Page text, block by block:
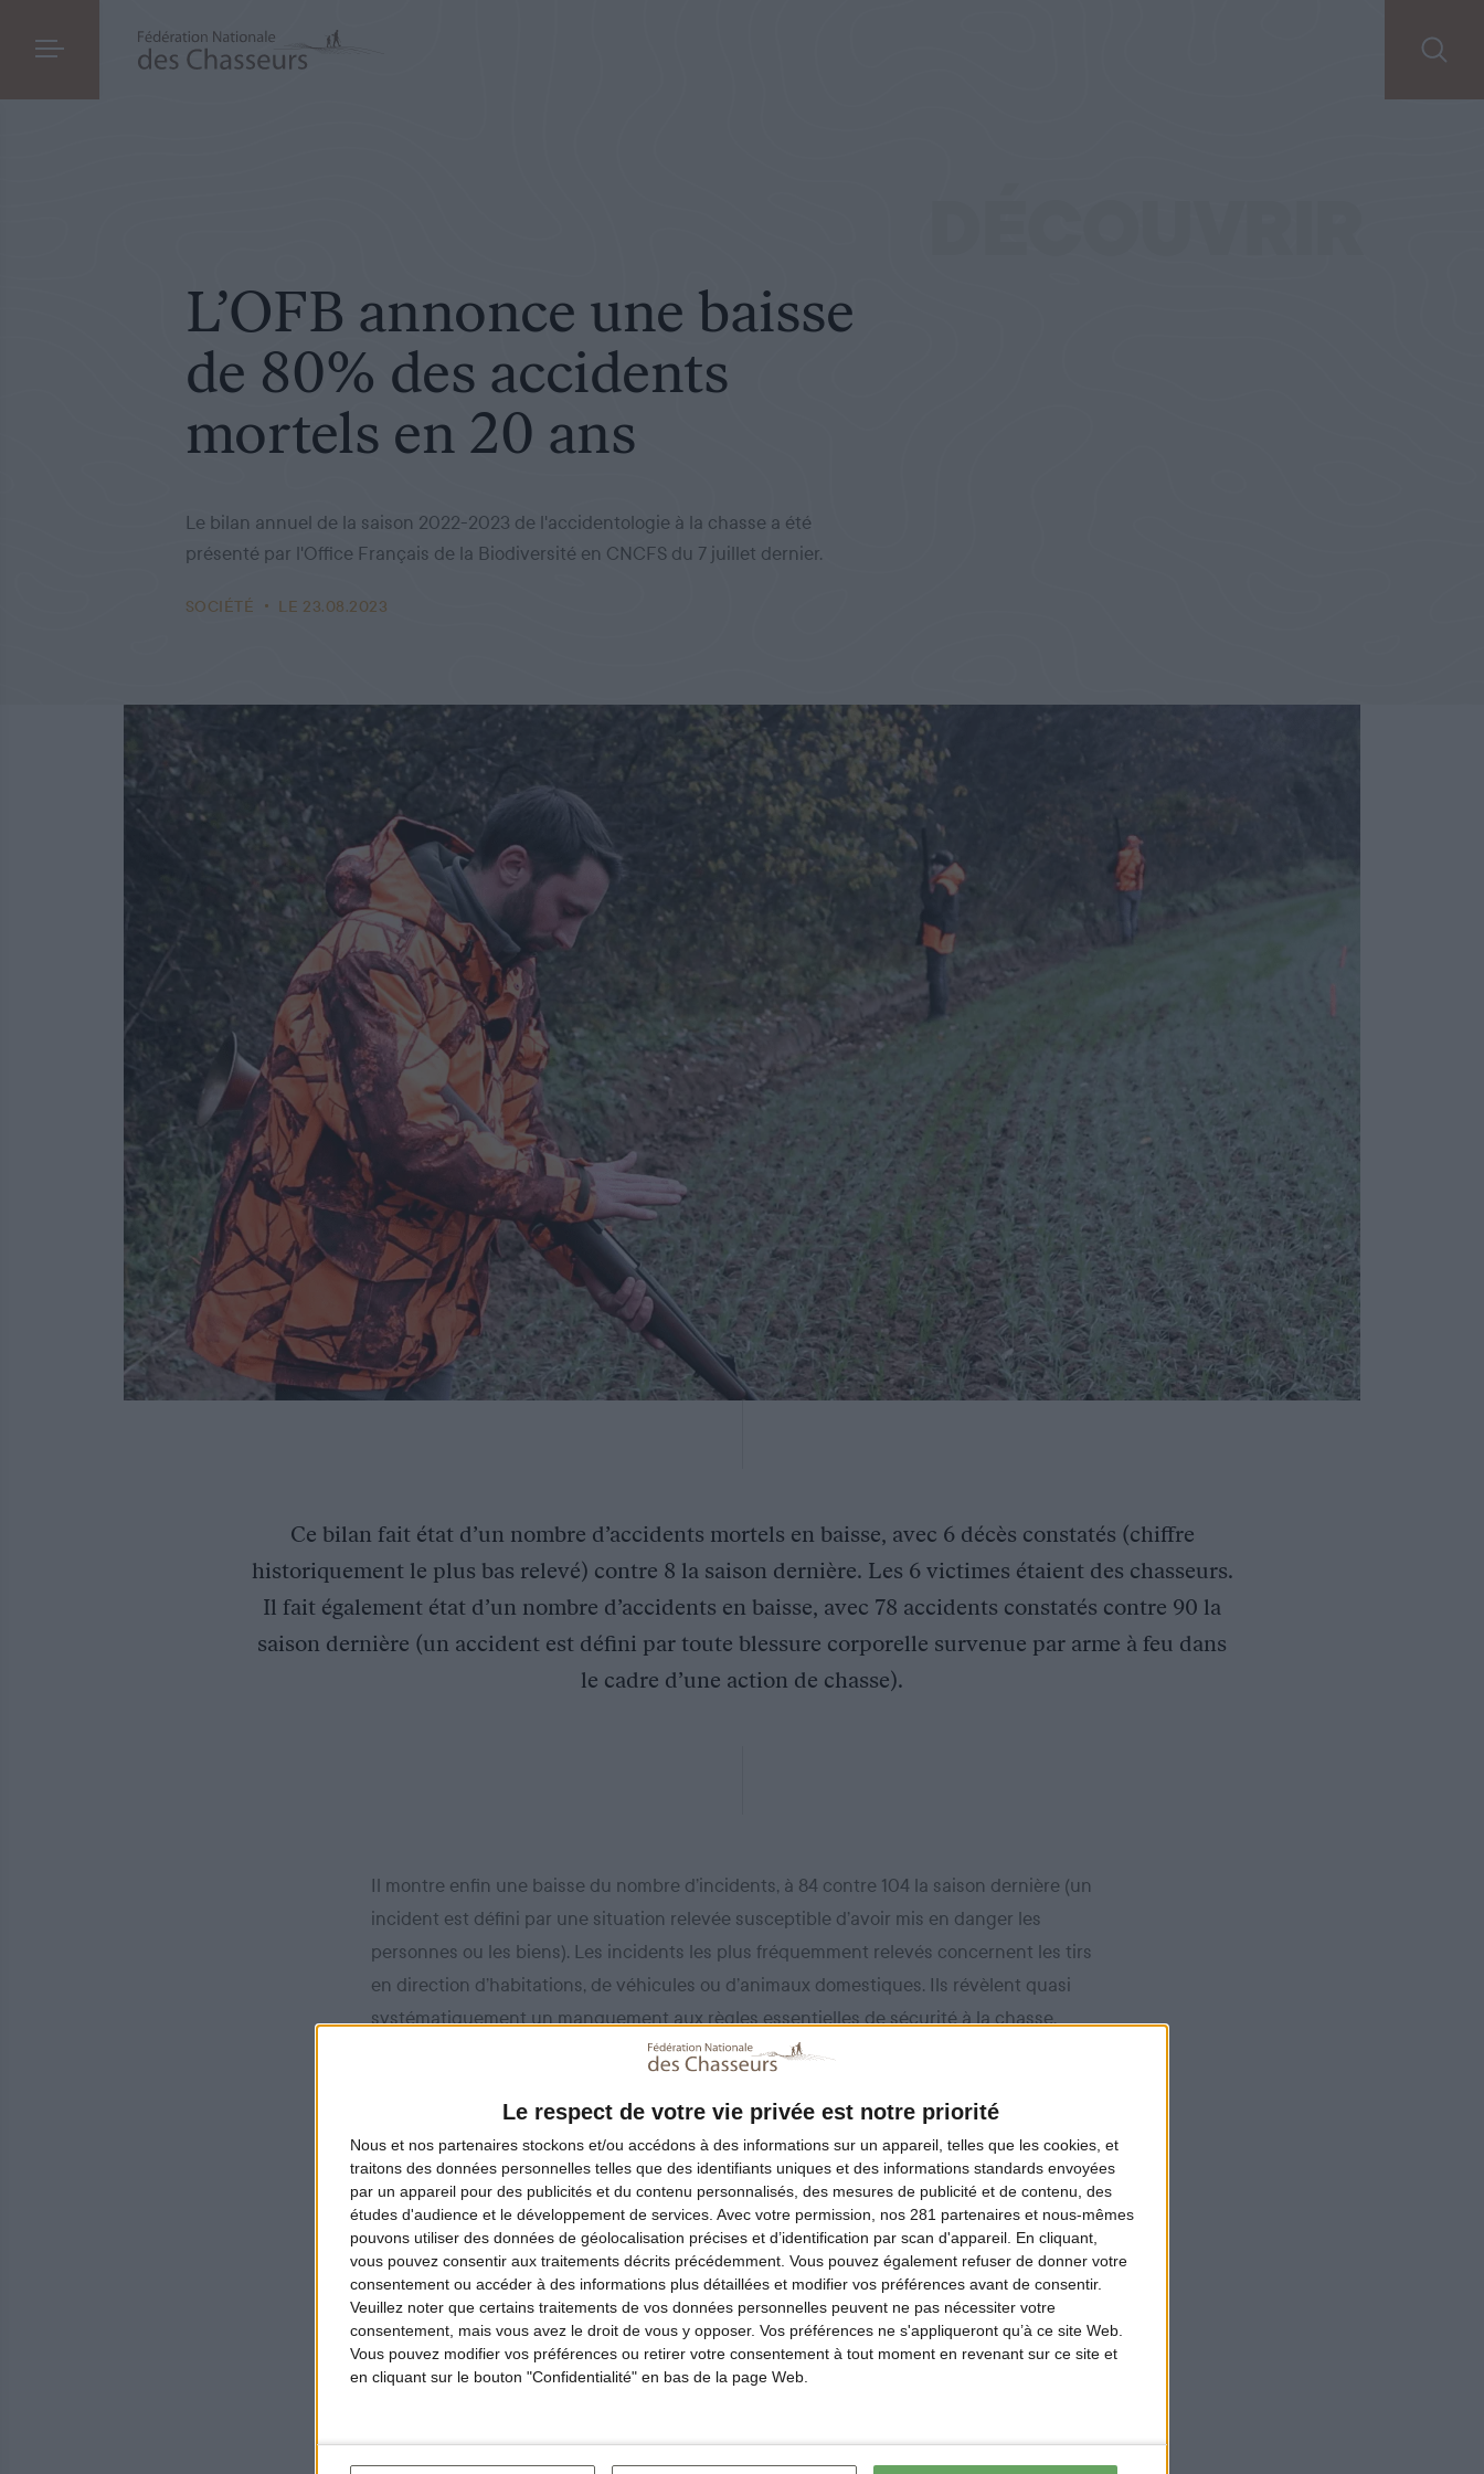
Le respect de votre vie privée est notre priorité
Nous et nos partenaires stockons et/ou accédons à des informations sur un appareil, telles que les cookies, et
traitons des données personnelles telles que des identifiants uniques et des informations standards envoyées
par un appareil pour des publicités et du contenu personnalisés, des mesures de publicité et de contenu, des
études d'audience et le développement de services. Avec votre permission, nos 281 partenaires et nous-mêmes
pouvons utiliser des données de géolocalisation précises et d’identification par scan d'appareil. En cliquant,
vous pouvez consentir aux traitements décrits précédemment. Vous pouvez également refuser de donner votre
consentement ou accéder à des informations plus détaillées et modifier vos préférences avant de consentir.
Veuillez noter que certains traitements de vos données personnelles peuvent ne pas nécessiter votre
consentement, mais vous avez le droit de vous y opposer. Vos préférences ne s'appliqueront qu’à ce site Web.
Vous pouvez modifier vos préférences ou retirer votre consentement à tout moment en revenant sur ce site et
en cliquant sur le bouton "Confidentialité" en bas de la page Web.
L’OFB annonce une baisse
de 80% des accidents
mortels en 20 ans
Le bilan annuel de la saison 2022-2023 de l'accidentologie à la chasse a été
présenté par l'Office Français de la Biodiversité en CNCFS du 7 juillet dernier.
SOCIÉTÉ LE 23.08.2023
Ce bilan fait état d’un nombre d’accidents mortels en baisse, avec 6 décès constatés (chiffre
historiquement le plus bas relevé) contre 8 la saison dernière. Les 6 victimes étaient des chasseurs.
Il fait également état d’un nombre d’accidents en baisse, avec 78 accidents constatés contre 90 la
saison dernière (un accident est défini par toute blessure corporelle survenue par arme à feu dans
le cadre d’une action de chasse).
Il montre enfin une baisse du nombre d’incidents, à 84 contre 104 la saison dernière (un
incident est défini par une situation relevée susceptible d’avoir mis en danger les
personnes ou les biens). Les incidents les plus fréquemment relevés concernent les tirs
en direction d’habitations, de véhicules ou d’animaux domestiques. Ils révèlent quasi
systématiquement un manquement aux règles essentielles de sécurité à la chasse.
caractérisent par une baisse de 80% des accidents mortels et de 62% des accidents.
Dans le même temps, il est à noter une augmentation très forte des prélèvements de
grand gibier (avec plus de 1 500 000 animaux prélevés, dont 800 000 sangliers, soit une
augmentation de plus de 50% en 20 ans), qui constituent le mode de chasse le plus
accidentogène.
La FNC et sonréseau fédéralsont totalement mobilisés sur cet enjeu desécuritépour les
chasseurs et non chasseurs. La FNC a souhaité inscrire dans la loi, lors de la dernière